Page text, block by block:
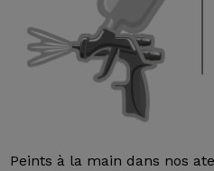
Peints à la main dans nos